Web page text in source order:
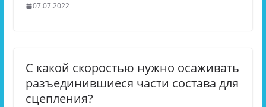
07.07.2022
С какой скоростью нужно осаживать
разъединившиеся части состава для
сцепления?